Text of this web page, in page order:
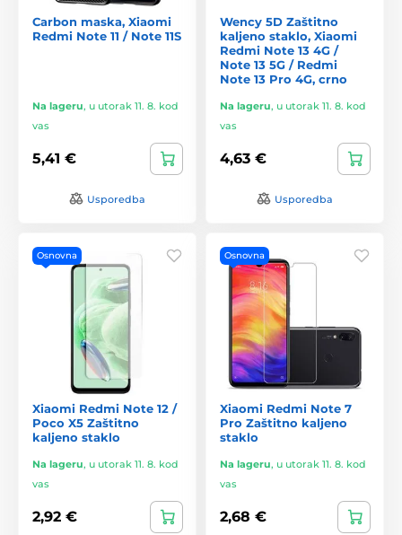
Carbon maska, Xiaomi
Redmi Note 11 / Note 11S
Na lageru, u utorak 11. 8. kod
vas
5,41 €
Usporedba
Wency 5D Zaštitno
kaljeno staklo, Xiaomi
Redmi Note 13 4G /
Note 13 5G / Redmi
Note 13 Pro 4G, crno
Na lageru, u utorak 11. 8. kod
vas
4,63 €
Usporedba
Osnovna
Xiaomi Redmi Note 12 /
Poco X5 Zaštitno
kaljeno staklo
Na lageru, u utorak 11. 8. kod
vas
2,92 €
Osnovna
Xiaomi Redmi Note 7
Pro Zaštitno kaljeno
staklo
Na lageru, u utorak 11. 8. kod
vas
2,68 €